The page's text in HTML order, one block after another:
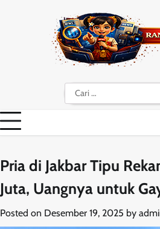
Cari
untuk:
Pria di Jakbar Tipu
Juta, Uangnya untuk
Posted on Desember 19, 2025 by